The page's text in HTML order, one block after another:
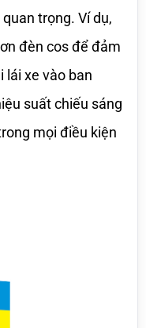
trọng. Ví dụ,
đèn cos để đảm
lái xe vào ban
suất chiếu sáng
mọi điều kiện